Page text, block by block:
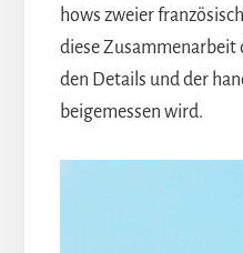
hows zweier
diese Zusammenarbeit
den Details und der
beigemessen wird.